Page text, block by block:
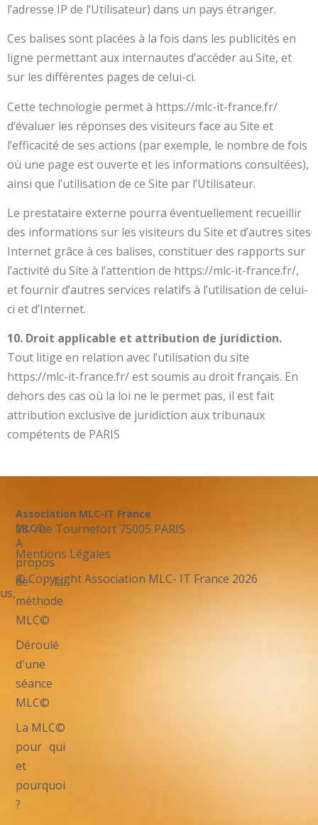
l’adresse IP de l’Utilisateur) dans un pays étranger.
Ces balises sont placées à la fois dans les publicités en
ligne permettant aux internautes d’accéder au Site, et
sur les différentes pages de celui-ci.
Cette technologie permet à https://mlc-it-france.fr/
d’évaluer les réponses des visiteurs face au Site et
l’efficacité de ses actions (par exemple, le nombre de fois
où une page est ouverte et les informations consultées),
ainsi que l’utilisation de ce Site par l’Utilisateur.
Le prestataire externe pourra éventuellement recueillir
des informations sur les visiteurs du Site et d’autres sites
Internet grâce à ces balises, constituer des rapports sur
l’activité du Site à l’attention de https://mlc-it-france.fr/,
et fournir d’autres services relatifs à l’utilisation de celui-
ci et d’Internet.
10. Droit applicable et attribution de juridiction.
Tout litige en relation avec l’utilisation du site
https://mlc-it-france.fr/ est soumis au droit français. En
dehors des cas où la loi ne le permet pas, il est fait
attribution exclusive de juridiction aux tribunaux
compétents de PARIS
Association MLC-IT France
28, rue Tournefort 75005 PARIS
Mentions Légales
© Copyright Association MLC- IT France 2026
MLC©
A
propos
de la
méthode
MLC©
Déroulé
d'une
séance
MLC©
La MLC©
pour qui
et
pourquoi
?